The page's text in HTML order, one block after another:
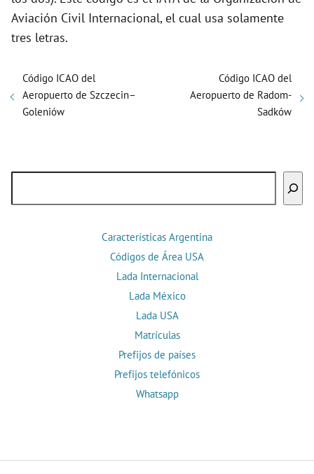
Aviación Civil Internacional, el cual usa solamente
tres letras.
Código ICAO del
Aeropuerto de Szczecin–
Goleniów
Código ICAO del
Aeropuerto de Radom-
Sadków
Características Argentina
Códigos de Área USA
Lada Internacional
Lada México
Lada USA
Matrículas
Prefijos de países
Prefijos telefónicos
Whatsapp